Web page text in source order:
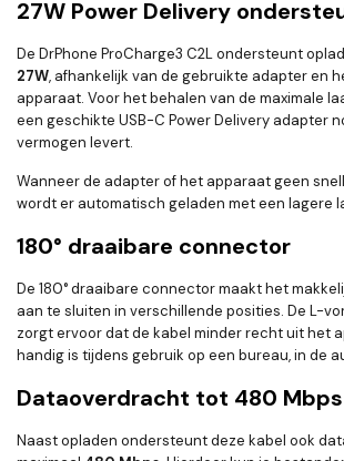
27W Power Delivery
De DrPhone ProCharge3 C2L ondersteunt
27W, afhankelijk van de gebruikte adapter en
apparaat. Voor het behalen van de maximale
een geschikte USB-C Power Delivery adapter
vermogen levert.
Wanneer de adapter of het apparaat geen
wordt er automatisch geladen met een lagere
180° draaibare connector
De 180° draaibare connector maakt het
aan te sluiten in verschillende posities. De L-
zorgt ervoor dat de kabel minder recht uit het
handig is tijdens gebruik op een bureau, in de
Dataoverdracht tot 480 Mbps
Naast opladen ondersteunt deze kabel ook